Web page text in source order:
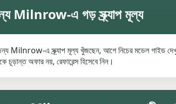
Milnrow-এ গড় স্ক্র্যাপ মূল্য
এ স্ক্র্যাপ মূল্য খুঁজছেন, আগে নিচের মডেল গাইড
চূড়ান্ত অফার নয়, রেফারেন্স হিসেবে নিন।